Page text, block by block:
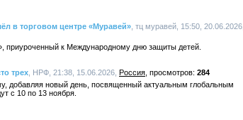
в торговом центре «Муравей» , тц муравей, 15:50, 20.06.2026,
приуроченный к Международному дню защиты детей.
трех , НРФ, 21:38, 15.06.2026, Россия
284
добавляя новый день, посвященный актуальным глобальным
с 10 по 13 ноября.